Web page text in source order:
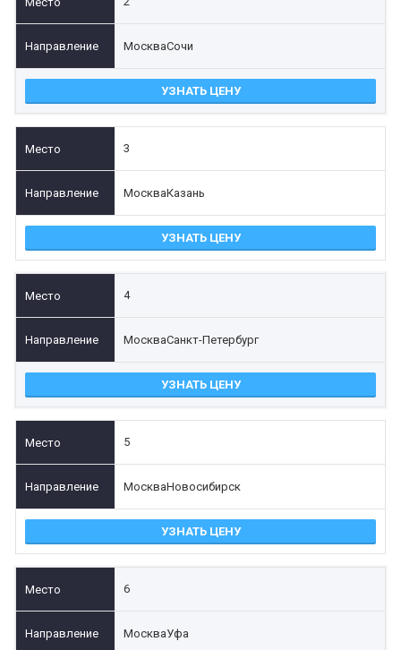
МоскваСочи
УЗНАТЬ ЦЕНУ
3
МоскваКазань
УЗНАТЬ ЦЕНУ
4
МоскваСанкт-Петербург
УЗНАТЬ ЦЕНУ
5
МоскваНовосибирск
УЗНАТЬ ЦЕНУ
6
МоскваУфа